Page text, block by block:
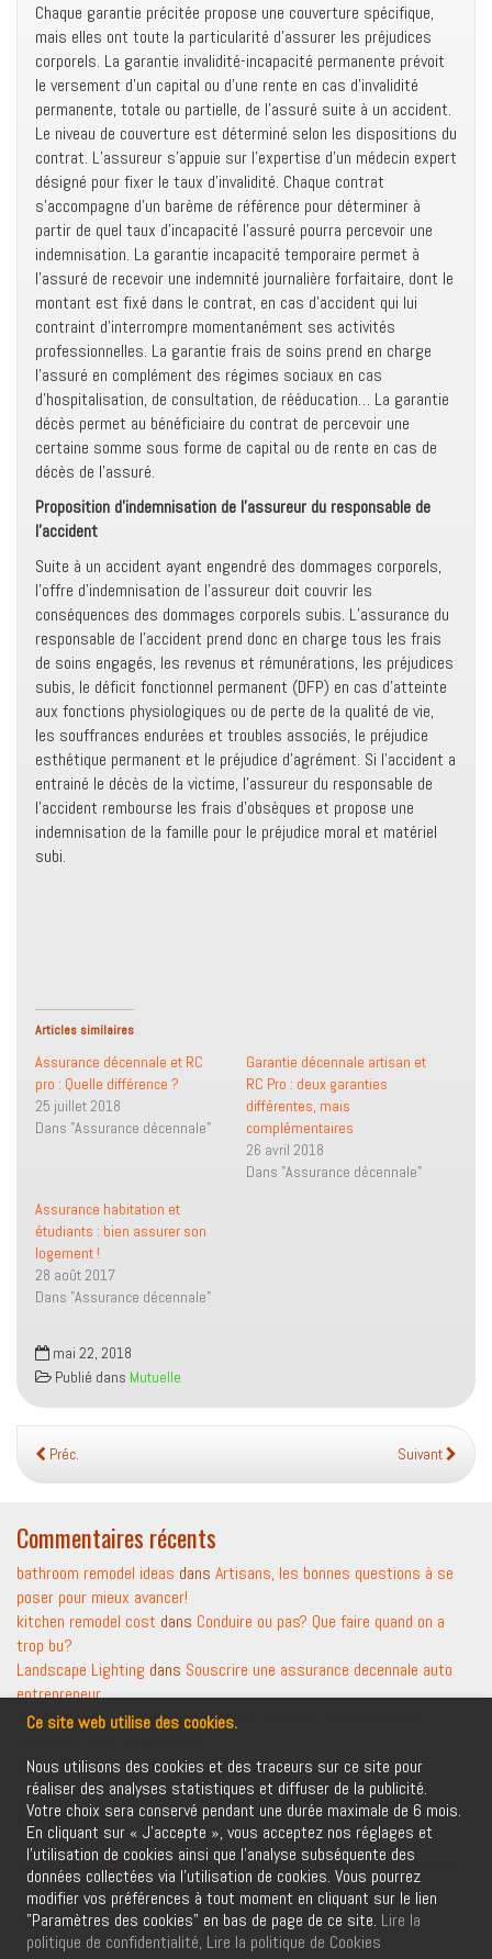
Chaque garantie précitée propose une couverture spécifique,
mais elles ont toute la particularité d’assurer les préjudices
corporels. La garantie invalidité-incapacité permanente prévoit
le versement d’un capital ou d’une rente en cas d’invalidité
permanente, totale ou partielle, de l’assuré suite à un accident.
Le niveau de couverture est déterminé selon les dispositions du
contrat. L’assureur s’appuie sur l’expertise d’un médecin expert
désigné pour fixer le taux d’invalidité. Chaque contrat
s’accompagne d’un barème de référence pour déterminer à
partir de quel taux d’incapacité l’assuré pourra percevoir une
indemnisation. La garantie incapacité temporaire permet à
l’assuré de recevoir une indemnité journalière forfaitaire, dont le
montant est fixé dans le contrat, en cas d’accident qui lui
contraint d’interrompre momentanément ses activités
professionnelles. La garantie frais de soins prend en charge
l’assuré en complément des régimes sociaux en cas
d’hospitalisation, de consultation, de rééducation… La garantie
décès permet au bénéficiaire du contrat de percevoir une
certaine somme sous forme de capital ou de rente en cas de
décès de l’assuré.
Proposition d’indemnisation de l’assureur du responsable de
l’accident
Suite à un accident ayant engendré des dommages corporels,
l’offre d’indemnisation de l’assureur doit couvrir les
conséquences des dommages corporels subis. L’assurance du
responsable de l’accident prend donc en charge tous les frais
de soins engagés, les revenus et rémunérations, les préjudices
subis, le déficit fonctionnel permanent (DFP) en cas d’atteinte
aux fonctions physiologiques ou de perte de la qualité de vie,
les souffrances endurées et troubles associés, le préjudice
esthétique permanent et le préjudice d’agrément. Si l’accident a
entrainé le décès de la victime, l’assureur du responsable de
l’accident rembourse les frais d’obsèques et propose une
indemnisation de la famille pour le préjudice moral et matériel
subi.
Articles similaires
Assurance décennale et RC
pro : Quelle différence ?
25 juillet 2018
Dans "Assurance décennale"
Garantie décennale artisan et
RC Pro : deux garanties
différentes, mais
complémentaires
26 avril 2018
Dans "Assurance décennale"
Assurance habitation et
étudiants : bien assurer son
logement !
28 août 2017
Dans "Assurance décennale"
mai 22, 2018
Publié dans Mutuelle
Préc. Suivant
Commentaires récents
bathroom remodel ideas dans Artisans, les bonnes questions à se
poser pour mieux avancer!
kitchen remodel cost dans Conduire ou pas? Que faire quand on a
trop bu?
Landscape Lighting dans Souscrire une assurance decennale auto
entrepreneur
Small Business Administrationdans
home remodelingdansNouveauté chez MATMUT Santé
Étiquettes
ASSU2000 Assurance décennale Assurance décennale
artisan Assurance décennale obligatoire auto-entrepreneurs Matmut santé Mutuelle
sénior Une assurance obsèques
Ce site web utilise des cookies.
Nous utilisons des cookies et des traceurs sur ce site pour
réaliser des analyses statistiques et diffuser de la publicité.
Votre choix sera conservé pendant une durée maximale de 6 mois.
En cliquant sur « J’accepte », vous acceptez nos réglages et
l’utilisation de cookies ainsi que l’analyse subséquente des
données collectées via l’utilisation de cookies. Vous pourrez
modifier vos préférences à tout moment en cliquant sur le lien
"Paramètres des cookies" en bas de page de ce site. Lire la
politique de confidentialité, Lire la politique de Cookies